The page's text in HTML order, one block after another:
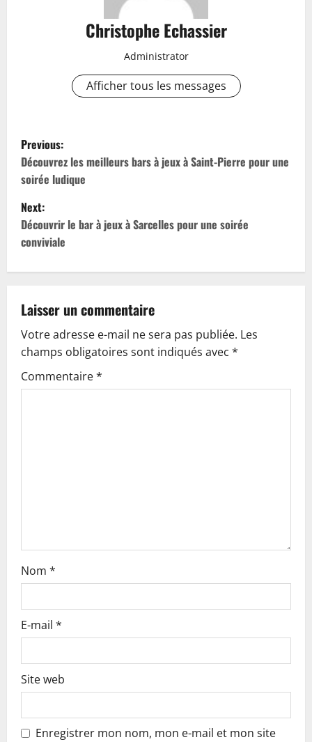
Christophe Echassier
Administrator
Afficher tous les messages
P
o
s
t
n
v
i
g
Previous:
Découvrez les meilleurs bars à jeux à Saint-Pierre pour une
soirée ludique
Next:
Découvrir le bar à jeux à Sarcelles pour une soirée
conviviale
Laisser un commentaire
Votre adresse e-mail ne sera pas publiée. Les
champs obligatoires sont indiqués avec *
Commentaire*
Nom *
E-mail *
Site web
Enregistrer mon nom, mon e-mail et mon site